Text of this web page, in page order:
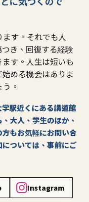
す。それでも人
き、回復する経験
す。人生は短いも
める機会はありま
。
駅近くにある講道館
大人、学生のほか、
もお気軽にお問い合
ついては、事前にご
Instagram